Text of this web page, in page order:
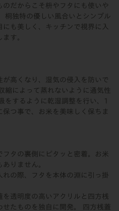
だからこそ枡やフタにも使いや
桐独特の優しい風合いとシンプル
も美しく、キッチンで視界に入
す。
高くなり、湿気の侵入を防いで
縮によって蒸れないように通気性
をするように乾湿調整を行い、1
つ事で、お米を美味しく保ちま
フタの裏側にピタッと密着。お米
りません。
の際、フタを本体の淵に引っ掛
を透明度の高いアクリルと四方桟
たものを独自に開発。 四方桟蓋